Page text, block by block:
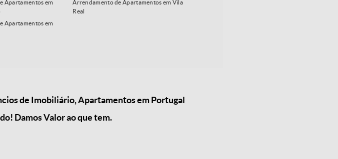
Apartamentos em
Arrendamento de Apartamentos em Vila
Real
Apartamentos em
de Imobiliário, Apartamentos em Portugal
Damos Valor ao que tem.